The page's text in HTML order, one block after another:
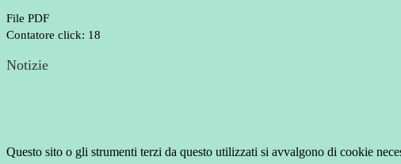
File PDF
Contatore click: 18
Notizie
Questo sito o gli strumenti terzi da questo utilizzati si avvalgono di cookie